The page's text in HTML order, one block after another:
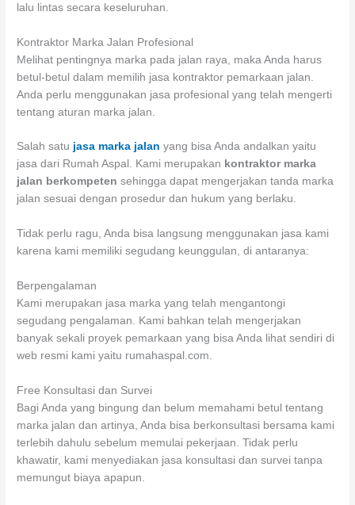
lalu lintas secara keseluruhan.
Kontraktor Marka Jalan Profesional
Melihat pentingnya marka pada jalan raya, maka Anda harus
betul-betul dalam memilih jasa kontraktor pemarkaan jalan.
Anda perlu menggunakan jasa profesional yang telah mengerti
tentang aturan marka jalan.
Salah satu jasa marka jalan yang bisa Anda andalkan yaitu
jasa dari Rumah Aspal. Kami merupakan kontraktor marka
jalan berkompeten sehingga dapat mengerjakan tanda marka
jalan sesuai dengan prosedur dan hukum yang berlaku.
Tidak perlu ragu, Anda bisa langsung menggunakan jasa kami
karena kami memiliki segudang keunggulan, di antaranya:
Berpengalaman
Kami merupakan jasa marka yang telah mengantongi
segudang pengalaman. Kami bahkan telah mengerjakan
banyak sekali proyek pemarkaan yang bisa Anda lihat sendiri di
web resmi kami yaitu rumahaspal.com.
Free Konsultasi dan Survei
Bagi Anda yang bingung dan belum memahami betul tentang
marka jalan dan artinya, Anda bisa berkonsultasi bersama kami
terlebih dahulu sebelum memulai pekerjaan. Tidak perlu
khawatir, kami menyediakan jasa konsultasi dan survei tanpa
memungut biaya apapun.